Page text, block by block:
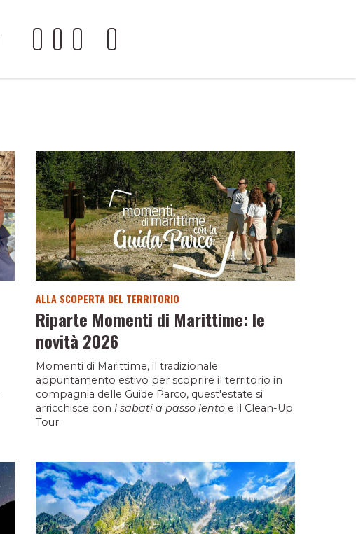
ALLA SCOPERTA DEL TERRITORIO
Riparte Momenti di Marittime: le
novità 2026
Momenti di Marittime, il tradizionale
appuntamento estivo per scoprire il territorio in
compagnia delle Guide Parco, quest'estate si
arricchisce con I sabati a passo lentoe il Clean-Up
Tour.